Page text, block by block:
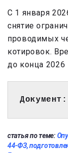
С 1 января
снятие
проводимых
котировок.
до конца 2026
статья по теме:
44-ФЗ,